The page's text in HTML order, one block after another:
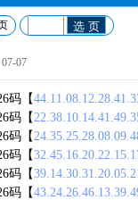
选 页
07
码【
码【
码【
码【
码【
码【